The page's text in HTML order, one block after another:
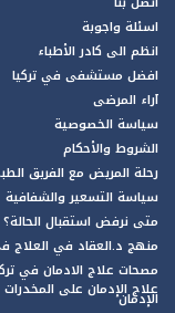
اسئلة واجوبة
انظم الى كادر الأطباء
افضل مستشفى في تركيا
آراء المرضى
سياسة الخصوصية
الشروط والأحكام
رحلة المريض مع الفريق
سياسة التسعير والشفافية
متى نرفض استقبال الحالة؟
منهج د.العقاد في العلاج
مصحات علاج الادمان في
علاج الإدمان على
الإدمان